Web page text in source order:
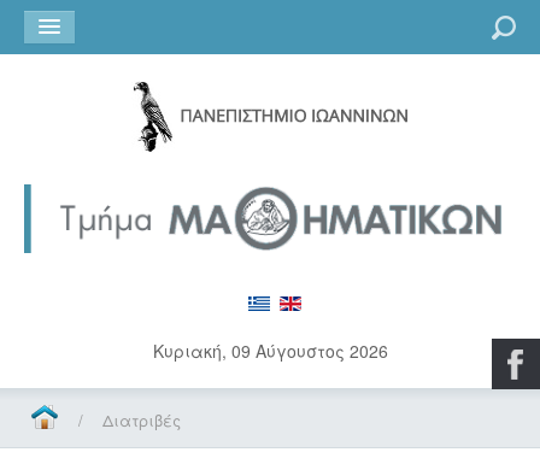
Κυριακή, 09 Αύγουστος 2026
/ Διατριβές